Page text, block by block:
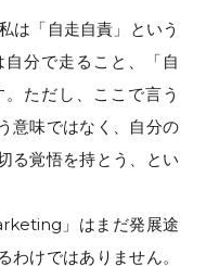
は「自走自責」という
分で走ること、「自
ただし、ここで言う
意味ではなく、自分の
る覚悟を持とう、とい
」はまだ発展途
けではありません。